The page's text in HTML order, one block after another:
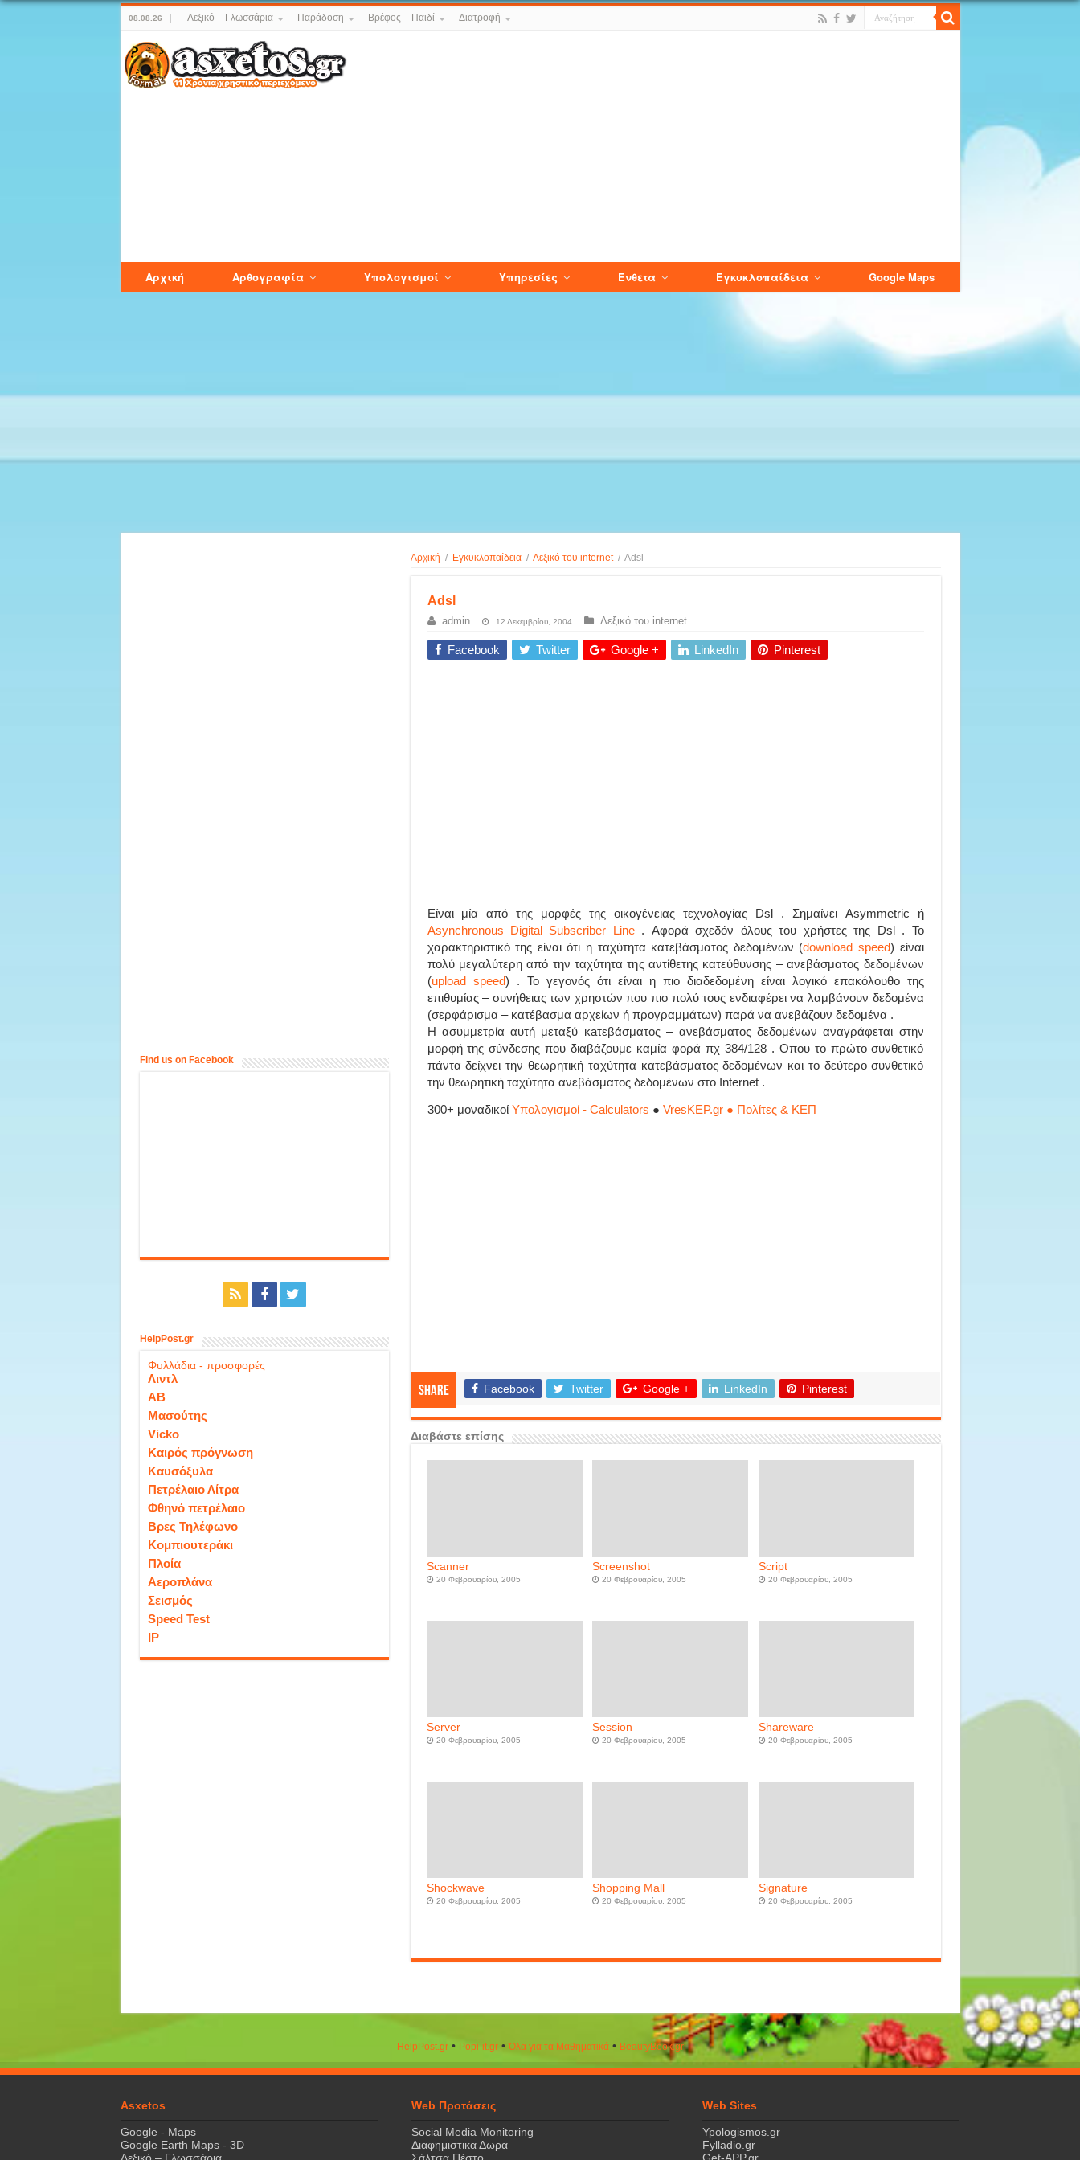
08.08.26 Λεξικό – Γλωσσάρια Παράδοση Βρέφος – Παιδί Διατροφή
Αρχική Αρθογραφία Υπολογισμοί Υπηρεσίες Ενθετα Εγκυκλοπαίδεια Google Maps
Αρχική / Εγκυκλοπαίδεια / Λεξικό του internet / Adsl
Adsl
admin 12 Δεκεμβρίου, 2004 Λεξικό του internet
Facebook Twitter Google + LinkedIn Pinterest
Είναι μία από της μορφές της οικογένειας τεχνολογίας Dsl . Σημαίνει Asymmetric ή
Asynchronous Digital Subscriber Line. Αφορά σχεδόν όλους του χρήστες της Dsl . Το
χαρακτηριστικό της είναι ότι η ταχύτητα κατεβάσματος δεδομένων (download speed) είναι
πολύ μεγαλύτερη από την ταχύτητα της αντίθετης κατεύθυνσης – ανεβάσματος δεδομένων
(upload speed) . Το γεγονός ότι είναι η πιο διαδεδομένη είναι λογικό επακόλουθο της
επιθυμίας – συνήθειας των χρηστών που πιο πολύ τους ενδιαφέρει να λαμβάνουν δεδομένα
(σερφάρισμα – κατέβασμα αρχείων ή προγραμμάτων) παρά να ανεβάζουν δεδομένα .
Η ασυμμετρία αυτή μεταξύ κaτεβάσματος – ανεβάσματος δεδομένων αναγράφεται στην
μορφή της σύνδεσης που διαβάζουμε καμία φορά πχ 384/128 . Οπου το πρώτο συνθετικό
πάντα δείχνει την θεωρητική ταχύτητα κατεβάσματος δεδομένων και το δεύτερο συνθετικό
την θεωρητική ταχύτητα ανεβάσματος δεδομένων στο Internet .
300+ μοναδικοί Υπολογισμοί - Calculators ● VresKEP.gr ● Πολίτες & ΚΕΠ
Share Facebook Twitter Google + LinkedIn Pinterest
Διαβάστε επίσης
Scanner
20 Φεβρουαρίου, 2005
Screenshot
20 Φεβρουαρίου, 2005
Script
20 Φεβρουαρίου, 2005
Server
20 Φεβρουαρίου, 2005
Session
20 Φεβρουαρίου, 2005
Shareware
20 Φεβρουαρίου, 2005
Shockwave
20 Φεβρουαρίου, 2005
Shopping Mall
20 Φεβρουαρίου, 2005
Signature
20 Φεβρουαρίου, 2005
Find us on Facebook
HelpPost.gr
Φυλλάδια - προσφορές
Λιντλ
ΑΒ
Μασούτης
Vicko
Καιρός πρόγνωση
Καυσόξυλα
Πετρέλαιο Λίτρα
Φθηνό πετρέλαιο
Βρες Τηλέφωνο
Κομπιουτεράκι
Πλοία
Αεροπλάνα
Σεισμός
Speed Test
IP
HelpPost.gr• Popi-it.gr•Όλα για τα Μαθηματικά• ΒeautyΒook.gr
Asxetos
Google - Maps
Google Earth Maps - 3D
Web Προτάσεις
Social Media Monitoring
Διαφημιστικα Δωρα
Web Sites
Ypologismos.gr
Fylladio.gr